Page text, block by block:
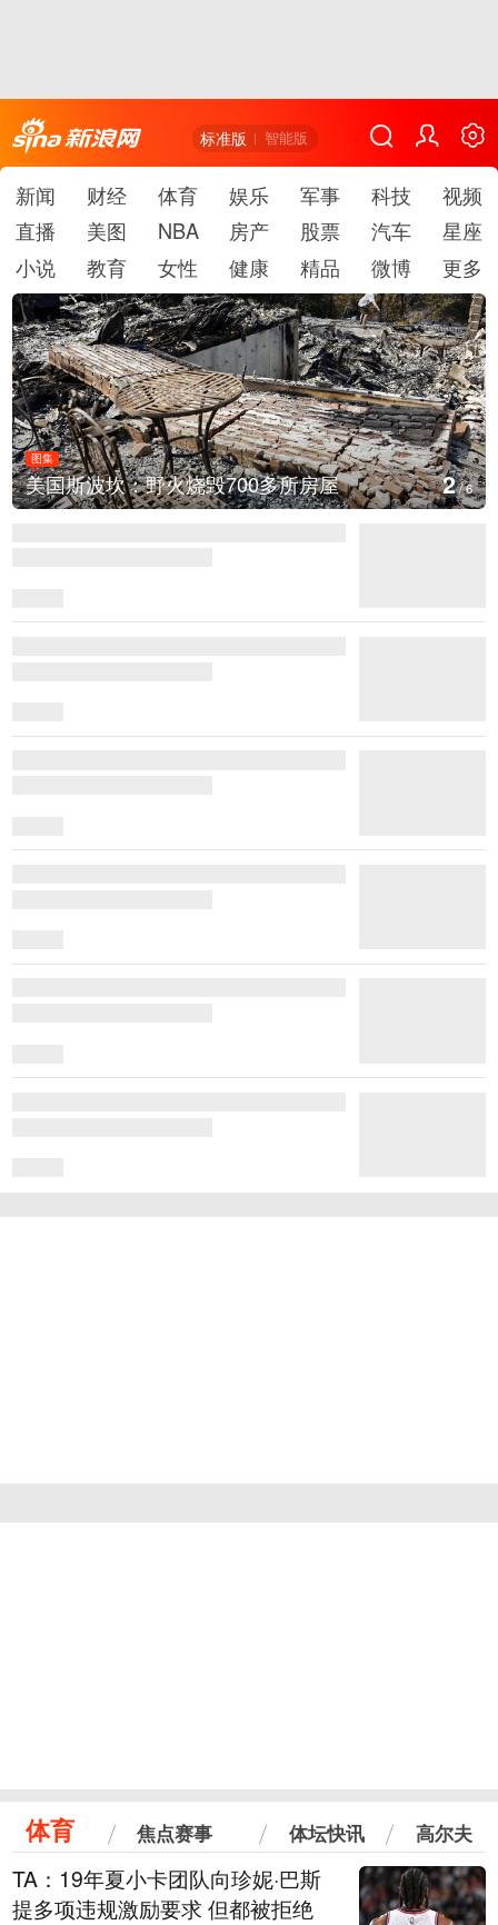
标准版 智能版
新闻 财经 体育 娱乐 军事 科技
视频
直播
美图 NBA 房产 股票 汽车
星座
小说
教育 女性 健康 精品 微博 更多
多所房屋
图集
叙利亚：大马士革发生
3/6
体育 焦点赛事 体坛快讯 高尔夫
TA：19年夏小卡团队向珍妮·巴斯
提多项违规激励要求 但都被拒绝